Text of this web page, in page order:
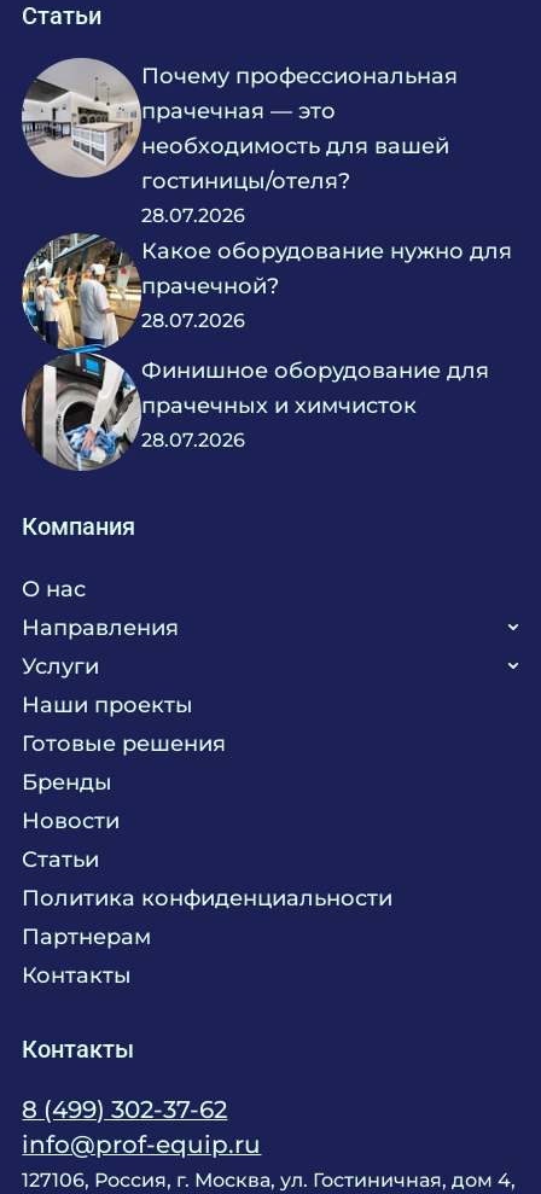
Статьи
Почему профессиональная
прачечная — это
необходимость для вашей
гостиницы/отеля?
28.07.2026
Какое оборудование нужно для
прачечной?
28.07.2026
Финишное оборудование для
прачечных и химчисток
28.07.2026
Компания
О нас
Направления
Кухня
Прачечная
Текстиль
Химия
Мебель
Комплексное оснащение
Услуги
Поставка аксессуаров и запасных частей
Сервисное обслуживание
Консалтинг
Технологическое проектирование
Продажа оборудования
Монтажные и пусконаладочные работы
Наши проекты
Готовые решения
Бренды
Новости
Статьи
Политика конфиденциальности
Партнерам
Контакты
Контакты
8 (499) 302-37-62
info@prof-equip.ru
127106, Россия, г. Москва, ул. Гостиничная, дом 4,